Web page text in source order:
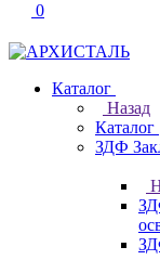
0
Каталог
Назад
Каталог
ЗДФ